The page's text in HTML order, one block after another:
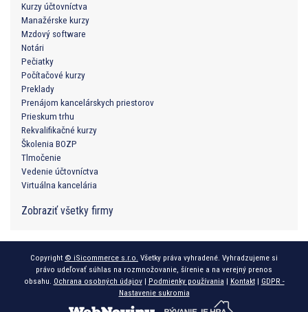
Kurzy účtovníctva
Manažérske kurzy
Mzdový software
Notári
Pečiatky
Počítačové kurzy
Preklady
Prenájom kancelárskych priestorov
Prieskum trhu
Rekvalifikačné kurzy
Školenia BOZP
Tlmočenie
Vedenie účtovníctva
Virtuálna kancelária
Zobraziť všetky firmy
Copyright © iSicommerce s.r.o. Všetky práva vyhradené. Vyhradzujeme si
právo udeľovať súhlas na rozmnožovanie, šírenie a na verejný prenos
obsahu. Ochrana osobných údajov| Podmienky používania | Kontakt| GDPR -
Nastavenie sukromia